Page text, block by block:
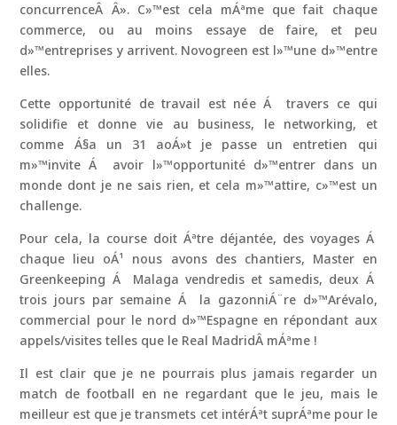
concurrenceÂ Â». C»™est cela mÁªme que fait chaque
commerce, ou au moins essaye de faire, et peu
d»™entreprises y arrivent. Novogreen est l»™une d»™entre
elles.
Cette opportunité de travail est née Á travers ce qui
solidifie et donne vie au business, le networking, et
comme Á§a un 31 aoÁ»t je passe un entretien qui
m»™invite Á avoir l»™opportunité d»™entrer dans un
monde dont je ne sais rien, et cela m»™attire, c»™est un
challenge.
Pour cela, la course doit Áªtre déjantée, des voyages Á
chaque lieu oÁ¹ nous avons des chantiers, Master en
Greenkeeping Á Malaga vendredis et samedis, deux Á
trois jours par semaine Á la gazonniÁ¨re d»™Arévalo,
commercial pour le nord d»™Espagne en répondant aux
appels/visites telles que le Real MadridÂ mÁªme !
Il est clair que je ne pourrais plus jamais regarder un
match de football en ne regardant que le jeu, mais le
meilleur est que je transmets cet intérÁªt suprÁªme pour le